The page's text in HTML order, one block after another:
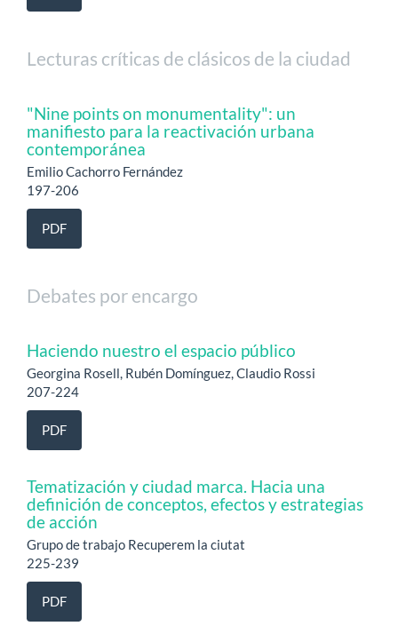
Lecturas críticas de clásicos de la ciudad
"Nine points on monumentality": un
manifiesto para la reactivación urbana
contemporánea
Emilio Cachorro Fernández
197-206
PDF
Debates por encargo
Haciendo nuestro el espacio público
Georgina Rosell, Rubén Domínguez, Claudio Rossi
207-224
PDF
Tematización y ciudad marca. Hacia una
definición de conceptos, efectos y estrategias
de acción
Grupo de trabajo Recuperem la ciutat
225-239
PDF